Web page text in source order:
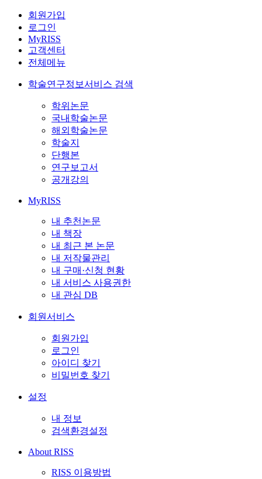
회원가입
로그인
MyRISS
고객센터
전체메뉴
학술연구정보서비스 검색
학위논문
국내학술논문
해외학술논문
학술지
단행본
연구보고서
공개강의
MyRISS
내 추천논문
내 책장
내 최근 본 논문
내 저작물관리
내 구매·신청 현황
내 서비스 사용권한
내 관심 DB
회원서비스
회원가입
로그인
아이디 찾기
비밀번호 찾기
설정
내 정보
검색환경설정
About RISS
RISS 이용방법